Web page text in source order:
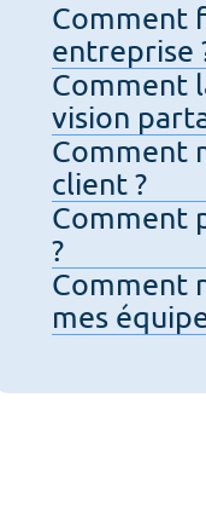
Comment
entreprise
Comment
vision
Comment
client ?
Comment
?
Comment
mes